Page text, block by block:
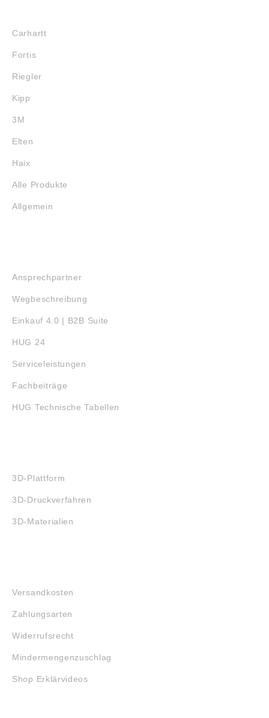
Carhartt
Fortis
Riegler
Kipp
3M
Elten
Haix
Alle Produkte
Allgemein
Ansprechpartner
Wegbeschreibung
Einkauf 4.0 | B2B Suite
HUG 24
Serviceleistungen
Fachbeiträge
HUG Technische Tabellen
3D-Plattform
3D-Druckverfahren
3D-Materialien
Versandkosten
Zahlungsarten
Widerrufsrecht
Mindermengenzuschlag
Shop Erklärvideos